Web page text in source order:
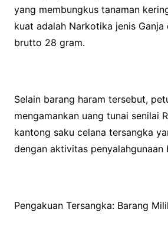
yang membungkus tanaman
kuat adalah Narkotika jenis Ganja
brutto 28 gram.
Selain barang haram tersebut,
mengamankan uang tunai senilai
kantong saku celana tersangka
dengan aktivitas penyalahgunaan
Pengakuan Tersangka: Barang